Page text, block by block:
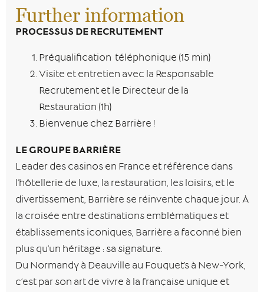
Further information
PROCESSUS DE RECRUTEMENT
Préqualification téléphonique (15 min)
Visite et entretien avec la Responsable
Recrutement et le Directeur de la
Restauration (1h)
Bienvenue chez Barrière !
LE GROUPE BARRIÈRE
Leader des casinos en France et référence dans
l’hôtellerie de luxe, la restauration, les loisirs, et le
divertissement, Barrière se réinvente chaque jour. À
la croisée entre destinations emblématiques et
établissements iconiques, Barrière a façonné bien
plus qu’un héritage : sa signature.
Du Normandy à Deauville au Fouquet’s à New-York,
c’est par son art de vivre à la française unique et